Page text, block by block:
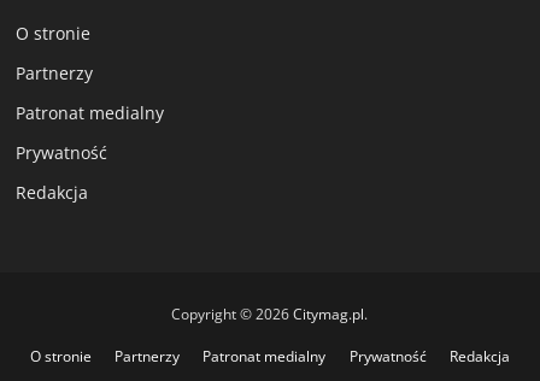
O stronie
Partnerzy
Patronat medialny
Prywatność
Redakcja
Copyright © 2026Citymag.pl.
O stronie Partnerzy Patronat medialny Prywatność Redakcja